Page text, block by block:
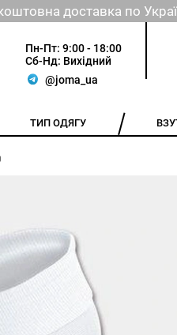
доставка по
Пн-Пт: 9:00 - 18:00
Сб-Нд: Вихідний
@joma_ua
ТИП ОДЯГУ